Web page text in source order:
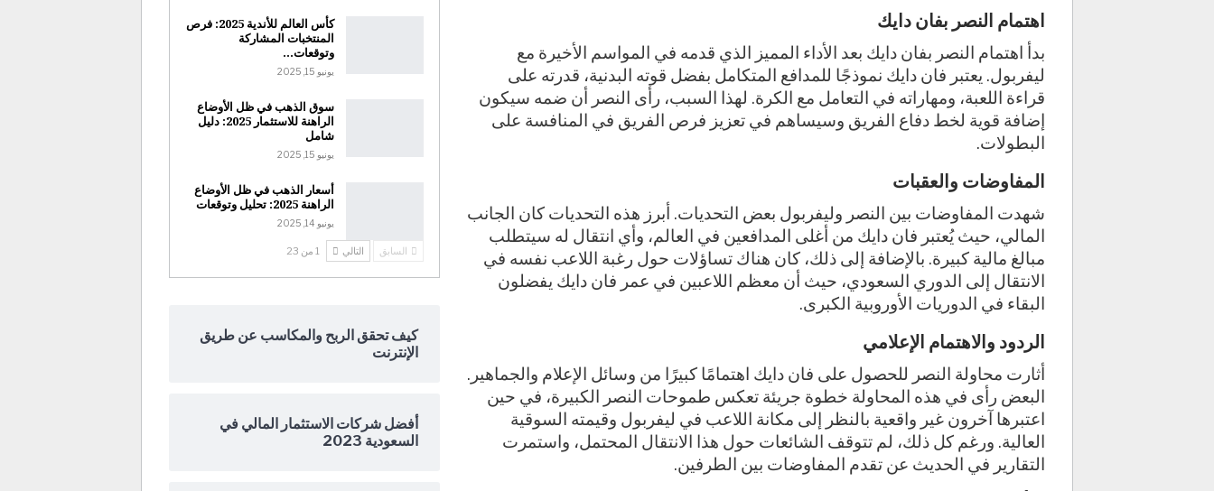
اهتمام النصر بفان دايك
بدأ اهتمام النصر بفان دايك بعد الأداء المميز الذي قدمه في المواسم الأخيرة مع
ليفربول. يعتبر فان دايك نموذجًا للمدافع المتكامل بفضل قوته البدنية، قدرته على
قراءة اللعبة، ومهاراته في التعامل مع الكرة. لهذا السبب، رأى النصر أن ضمه سيكون
إضافة قوية لخط دفاع الفريق وسيساهم في تعزيز فرص الفريق في المنافسة على
البطولات.
المفاوضات والعقبات
شهدت المفاوضات بين النصر وليفربول بعض التحديات. أبرز هذه التحديات كان الجانب
المالي، حيث يُعتبر فان دايك من أغلى المدافعين في العالم، وأي انتقال له سيتطلب
مبالغ مالية كبيرة. بالإضافة إلى ذلك، كان هناك تساؤلات حول رغبة اللاعب نفسه في
الانتقال إلى الدوري السعودي، حيث أن معظم اللاعبين في عمر فان دايك يفضلون
البقاء في الدوريات الأوروبية الكبرى.
الردود والاهتمام الإعلامي
أثارت محاولة النصر للحصول على فان دايك اهتمامًا كبيرًا من وسائل الإعلام والجماهير.
البعض رأى في هذه المحاولة خطوة جريئة تعكس طموحات النصر الكبيرة، في حين
اعتبرها آخرون غير واقعية بالنظر إلى مكانة اللاعب في ليفربول وقيمته السوقية
العالية. ورغم كل ذلك، لم تتوقف الشائعات حول هذا الانتقال المحتمل، واستمرت
التقارير في الحديث عن تقدم المفاوضات بين الطرفين.
كأس العالم للأندية 2025: فرص
المنتخبات المشاركة
وتوقعات…
يونيو 15, 2025
سوق الذهب في ظل الأوضاع
الراهنة للاستثمار 2025: دليل
شامل
يونيو 15, 2025
أسعار الذهب في ظل الأوضاع
الراهنة 2025: تحليل وتوقعات
يونيو 14, 2025
السابق التالي 1 من 23
كيف تحقق الربح والمكاسب عن طريق
الإنترنت
أفضل شركات الاستثمار المالي في
السعودية 2023